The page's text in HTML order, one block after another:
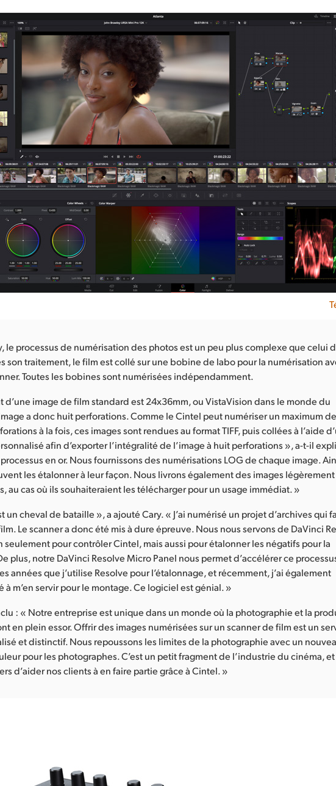
le processus de numérisation des photos est un peu plus complexe que celui
son traitement, le film est collé sur une bobine de labo pour la numérisation
Toutes les bobines sont numérisées indépendamment.
d’une image de film standard est 24x36mm, ou VistaVision dans le monde du
a donc huit perforations. Comme le Cintel peut numériser un maximum de
à la fois, ces images sont rendues au format TIFF, puis collées à l’aide
afin d’exporter l’intégralité de l’image à huit perforations », a-t-il
processus en or. Nous fournissons des numérisations LOG de chaque image.
les étalonner à leur façon. Nous livrons également des images légèrement
au cas où ils souhaiteraient les télécharger pour un usage immédiat. »
un cheval de bataille », a ajouté Cary. « J’ai numérisé un projet d’archives qui
Le scanner a donc été mis à dure épreuve. Nous nous servons de DaVinci
seulement pour contrôler Cintel, mais aussi pour étalonner les négatifs pour la
plus, notre DaVinci Resolve Micro Panel nous permet d’accélérer ce
années que j’utilise Resolve pour l’étalonnage, et récemment, j’ai également
à m’en servir pour le montage. Ce logiciel est génial. »
: « Notre entreprise est unique dans un monde où la photographie et la
en plein essor. Offrir des images numérisées sur un scanner de film est un
et distinctif. Nous repoussons les limites de la photographie avec un
pour les photographes. C’est un petit fragment de l’industrie du cinéma,
d’aider nos clients à en faire partie grâce à Cintel. »